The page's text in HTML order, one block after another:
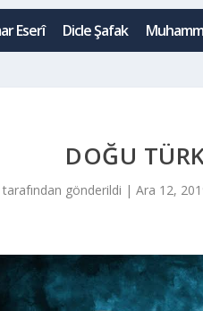
Eserî Dicle Şafak
DOĞU
tarafından gönderildi |Ara 12,